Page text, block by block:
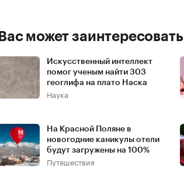
Вас может заинтересовать
Искусственный интеллект
помог ученым найти 303
геоглифа на плато Наска
Наука
На Красной Поляне в
новогодние каникулы отели
будут загружены на 100%
Путешествия